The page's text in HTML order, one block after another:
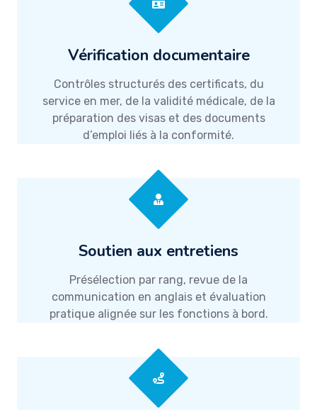
Vérification documentaire
Contrôles structurés des certificats, du
service en mer, de la validité médicale, de la
préparation des visas et des documents
d’emploi liés à la conformité.
Soutien aux entretiens
Présélection par rang, revue de la
communication en anglais et évaluation
pratique alignée sur les fonctions à bord.